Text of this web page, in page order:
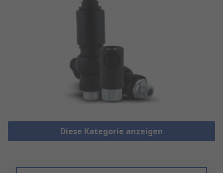
Diese Kategorie anzeigen